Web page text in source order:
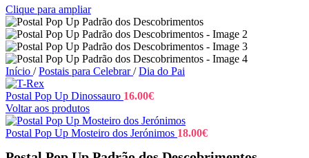
Clique para ampliar
Início / Postais para Celebrar/ Dia do Pai
Postal Pop Up Dinossauro 16.00€
Voltar aos produtos
Postal Pop Up Mosteiro dos Jerónimos 18.00€